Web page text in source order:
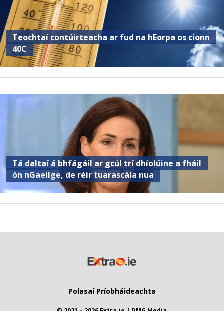
Teochtaí contúirteacha ar fud na hEorpa os cionn
40C
Tá daltaí á bhfágáil ar gcúl trí dhíolúine a fháil
ón nGaeilge, de réir tuarascála nua
Polasaí Príobháideachta